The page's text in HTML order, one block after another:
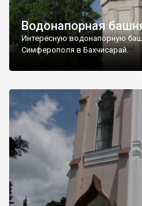
Водонапорная
Интересную водонапорную
Симферополя в Бахчисарай.